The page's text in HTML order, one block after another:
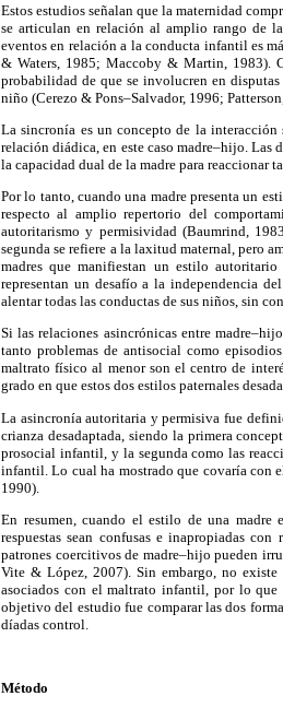
Estos estudios señalan que la maternidad
se articulan en relación al amplio rango de
eventos en relación a la conducta infantil es
& Waters, 1985; Maccoby & Martin, 1983).
probabilidad de que se involucren en
niño (Cerezo & Pons–Salvador, 1996;
La sincronía es un concepto de la interacción
relación diádica, en este caso madre–hijo.
la capacidad dual de la madre para reaccionar
Por lo tanto, cuando una madre presenta un
respecto al amplio repertorio del
autoritarismo y permisividad (Baumrind,
segunda se refiere a la laxitud maternal, pero
madres que manifiestan un estilo autoritario
representan un desafío a la independencia
alentar todas las conductas de sus niños, sin
Si las relaciones asincrónicas entre
tanto problemas de antisocial como
maltrato físico al menor son el centro de
grado en que estos dos estilos paternales
La asincronía autoritaria y permisiva fue
crianza desadaptada, siendo la primera
prosocial infantil, y la segunda como las
infantil. Lo cual ha mostrado que covaría con
1990).
En resumen, cuando el estilo de una madre
respuestas sean confusas e inapropiadas
patrones coercitivos de madre–hijo pueden
Vite & López, 2007). Sin embargo, no existe
asociados con el maltrato infantil, por lo que
objetivo del estudio fue comparar las dos
díadas control.
Método